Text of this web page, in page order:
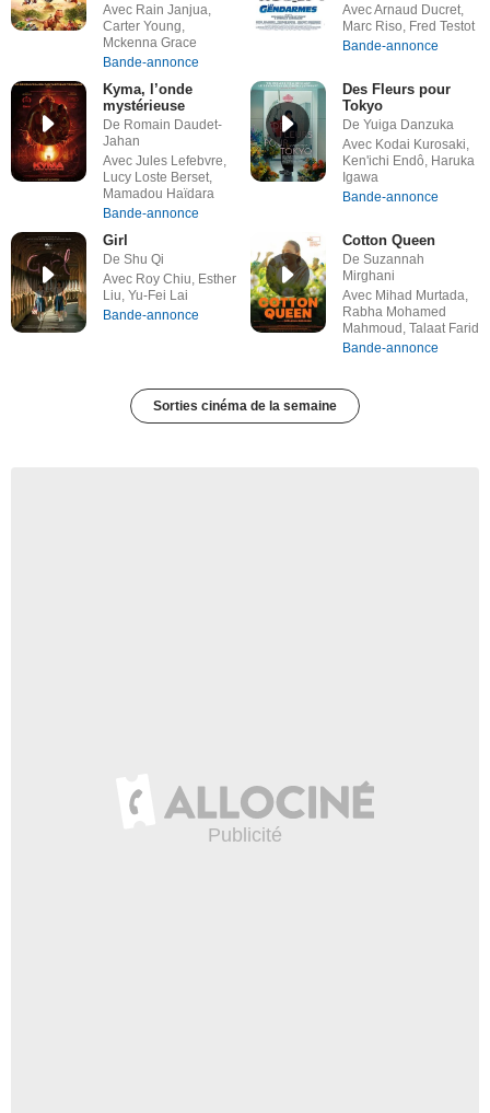
Avec Rain Janjua,
Carter Young,
Mckenna Grace
Bande-annonce
Avec Arnaud Ducret,
Marc Riso, Fred Testot
Bande-annonce
Kyma, l’onde
mystérieuse
De Romain Daudet-
Jahan
Avec Jules Lefebvre,
Lucy Loste Berset,
Mamadou Haïdara
Bande-annonce
Des Fleurs pour
Tokyo
De Yuiga Danzuka
Avec Kodai Kurosaki,
Ken'ichi Endô, Haruka
Igawa
Bande-annonce
Girl
De Shu Qi
Avec Roy Chiu, Esther
Liu, Yu-Fei Lai
Bande-annonce
Cotton Queen
De Suzannah
Mirghani
Avec Mihad Murtada,
Rabha Mohamed
Mahmoud, Talaat Farid
Bande-annonce
Sorties cinéma de la semaine